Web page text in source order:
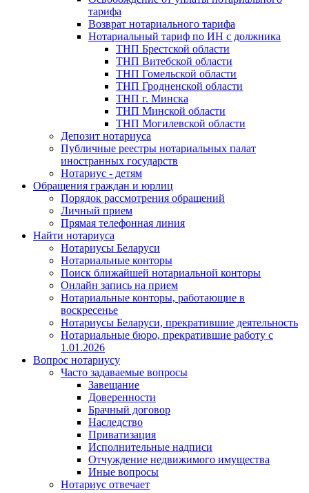
тарифа
Возврат нотариального тарифа
Нотариальный тариф по ИН с должника
ТНП Брестской области
ТНП Витебской области
ТНП Гомельской области
ТНП Гродненской области
ТНП г. Минска
ТНП Минской области
ТНП Могилевской области
Депозит нотариуса
Публичные реестры нотариальных палат
иностранных государств
Нотариус - детям
Обращения граждан и юрлиц
Порядок рассмотрения обращений
Личный прием
Прямая телефонная линия
Найти нотариуса
Нотариусы Беларуси
Нотариальные конторы
Поиск ближайшей нотариальной конторы
Онлайн запись на прием
Нотариальные конторы, работающие в
воскресенье
Нотариусы Беларуси, прекратившие деятельность
Нотариальные бюро, прекратившие работу с
1.01.2026
Вопрос нотариусу
Часто задаваемые вопросы
Завещание
Доверенности
Брачный договор
Наследство
Приватизация
Исполнительные надписи
Отчуждение недвижимого имущества
Иные вопросы
Нотариус отвечает